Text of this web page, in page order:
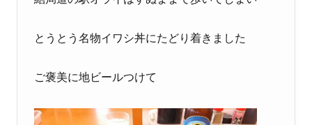
とうとう名物イワシ丼にたどり着きました
ご褒美に地ビールつけて